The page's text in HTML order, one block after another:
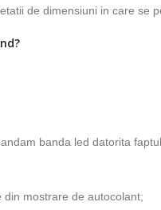
de dimensiuni in care se
banda led datorita
mostrare de autocolant;